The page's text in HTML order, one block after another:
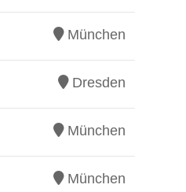
München
Dresden
München
München